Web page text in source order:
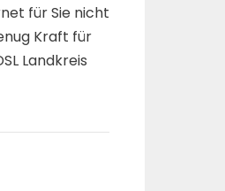
für Sie nicht
Kraft für
Landkreis